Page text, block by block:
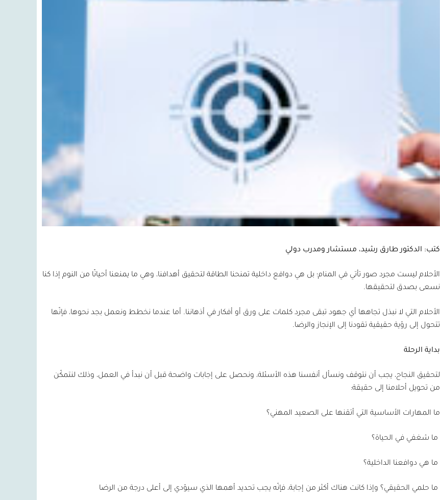
كتب: الدكتور طارق رشيد، مستشار ومدرب دولي
الأحلام ليست مجرد صور تأتي في المنام؛ بل هي دوافع داخلية تمنحنا الطاقة لتحقيق أهدافنا، وهي ما يمنعنا أحيانًا من النوم إذا كنا
نسعى بصدق لتحقيقها.
الأحلام التي لا نبذل تجاهها أي جهود تبقى مجرد كلمات على ورق أو أفكار في أذهاننا. أما عندما نخطط ونعمل بجد نحوها، فإنّها
تتحول إلى رؤية حقيقية تقودنا إلى الإنجاز والرضا.
بداية الرحلة
لتحقيق النجاح، يجب أن نتوقف ونسأل أنفسنا هذه الأسئلة، ونحصل على إجابات واضحة قبل أن نبدأ في العمل، وذلك لنتمكّن
من تحويل أحلامنا إلى حقيقة:
ما المهارات الأساسية التي أتقنها على الصعيد المهني؟
ما شغفي في الحياة؟
ما هي دوافعنا الداخلية؟
ما حلمي الحقيقي؟ وإذا كانت هناك أكثر من إجابة، فإنّه يجب تحديد أهمها الذي سيؤدي إلى أعلى درجة من الرضا